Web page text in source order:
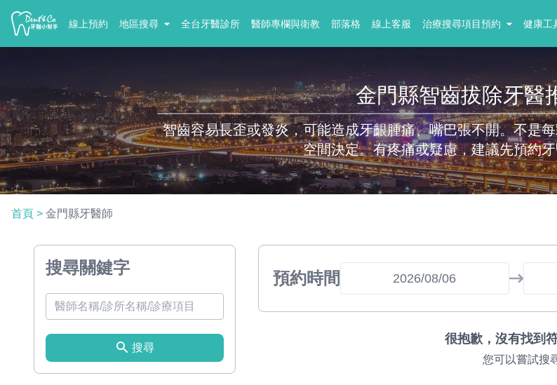
線上預約 地區搜尋 全台牙醫診所 醫師專欄與衛教 部落格 線上客服 治療搜尋項目預約 健康工
金門縣智齒拔除牙醫
智齒容易長歪或發炎，可能造成牙齦腫痛、嘴巴張不開。不是
空間決定。有疼痛或疑慮，建議先預約
首頁 > 金門縣牙醫師
搜尋關鍵字
搜尋
預約時間
很抱歉，沒有找到
您可以嘗試搜